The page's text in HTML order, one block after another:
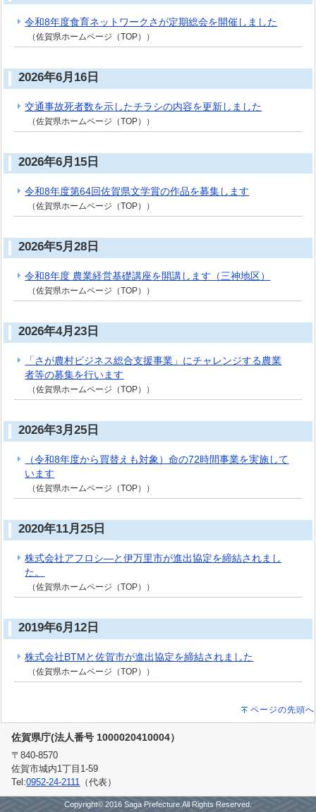
令和8年度食育ネットワークさが定期総会を開催しました
（佐賀県ホームページ（TOP））
2026年6月16日
交通事故死者数を示したチラシの内容を更新しました
（佐賀県ホームページ（TOP））
2026年6月15日
令和8年度第64回佐賀県文学賞の作品を募集します
（佐賀県ホームページ（TOP））
2026年5月28日
令和8年度 農業経営基礎講座を開講します（三神地区）
（佐賀県ホームページ（TOP））
2026年4月23日
「さが農村ビジネス総合支援事業」にチャレンジする農業
者等の募集を行います
（佐賀県ホームページ（TOP））
2026年3月25日
（令和8年度から買替えも対象）命の72時間事業を実施して
います
（佐賀県ホームページ（TOP））
2020年11月25日
株式会社アフロシ―と伊万里市が進出協定を締結されまし
た。
（佐賀県ホームページ（TOP））
2019年6月12日
株式会社BTMと佐賀市が進出協定を締結されました
（佐賀県ホームページ（TOP））
ページの先頭へ
佐賀県庁(法人番号 1000020410004）
〒840-8570
佐賀市城内1丁目1-59
Tel:0952-24-2111 （代表）
Copyright© 2016 Saga Prefecture.All Rights Reserved.